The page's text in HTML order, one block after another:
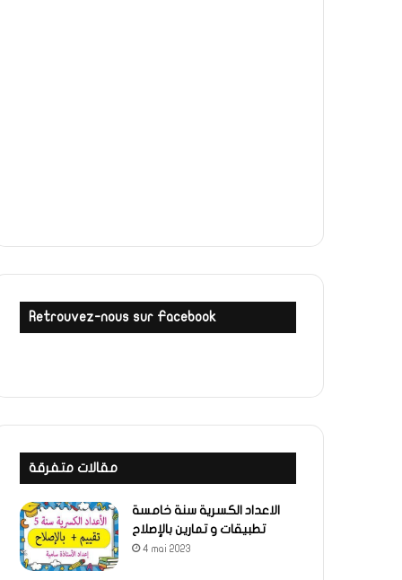
Retrouvez-nous sur Facebook
مقالات متفرقة
الاعداد الكسرية سنة خامسة
تطبيقات و تمارين بالإصلاح
4 mai 2023